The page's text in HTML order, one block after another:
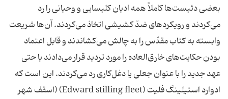
بعضى دئيست‌ها كاملاً همه اديان كليسايى و وحيانى را رد
مى‌كردند و رويكردهاى ضدّ كشيشى اتخاذ مى‌كردند. آن‌ها شريعت
وابسته به كتاب مقدّس را به چالش مى‌كشاندند و قابل اعتماد
بودن حكايت‌هاى خارق‌العاده را مورد ترديد قرار مى‌دادند يا حتى
عهد جديد را با عنوان جعلى يا دغل‌كارى رد مى‌كردند. اين است كه
ادوارد استيلينگ فليت (Edward stilling fleet) (اسقف شهر